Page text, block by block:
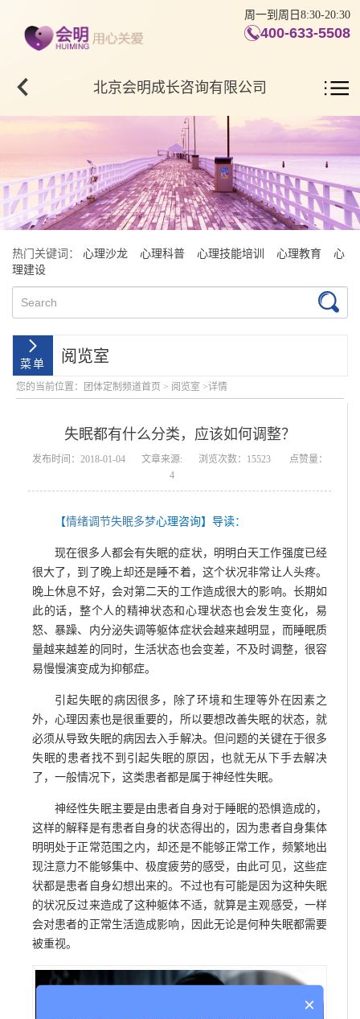
周一到周日8:30-20:30
400-633-5508
北京会明成长咨询有限公司
热门关键词： 心理沙龙 心理科普 心理技能培训 心理教育
心
理建设
阅览室
您的当前位置： 团体定制频道首页 > 阅览室 >详情
失眠都有什么分类，应该如何调整？
发布时间：2018-01-04 文章来源: 浏览次数：15523
点赞量：
4
【情绪调节失眠多梦心理咨询】导读：
现在很多人都会有失眠的症状，明明白天工作强度已经
很大了，到了晚上却还是睡不着，这个状况非常让人头疼。
晚上休息不好，会对第二天的工作造成很大的影响。长期如
此的话，整个人的精神状态和心理状态也会发生变化，易
怒、暴躁、内分泌失调等躯体症状会越来越明显，而睡眠质
量越来越差的同时，生活状态也会变差，不及时调整，很容
易慢慢演变成为抑郁症。
引起失眠的病因很多，除了环境和生理等外在因素之
外，心理因素也是很重要的，所以要想改善失眠的状态，就
必须从导致失眠的病因去入手解决。但问题的关键在于很多
失眠的患者找不到引起失眠的原因，也就无从下手去解决
了，一般情况下，这类患者都是属于神经性失眠。
神经性失眠主要是由患者自身对于睡眠的恐惧造成的，
这样的解释是有患者自身的状态得出的，因为患者自身集体
明明处于正常范围之内，却还是不能够正常工作，频繁地出
现注意力不能够集中、极度疲劳的感受，由此可见，这些症
状都是患者自身幻想出来的。不过也有可能是因为这种失眠
的状况反过来造成了这种躯体不适，就算是主观感受，一样
会对患者的正常生活造成影响，因此无论是何种失眠都需要
被重视。
×